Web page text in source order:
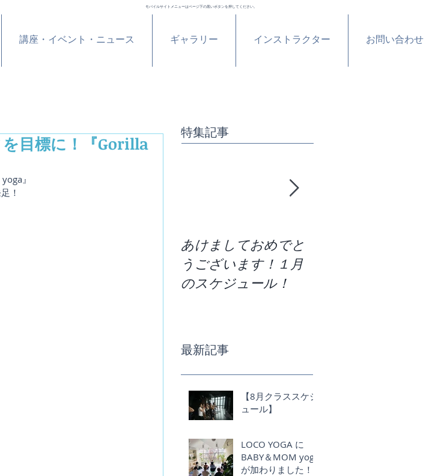
モバイルサイトメニューはページ下の黒いボタンを押してください。
講座・イベント・ニュース ギャラリー インストラクター お問い合わせ
目標に！『Gorilla
』
！
特集記事
あけましておめでと
うございます！１月
のスケジュール！
最新記事
【8月クラススケジ
ュール】
LOCO YOGA に
BABY＆MOM yoga
が加わりました！